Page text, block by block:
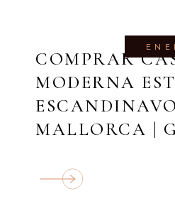
COMPRAR
MODERNA
MALLORCA |